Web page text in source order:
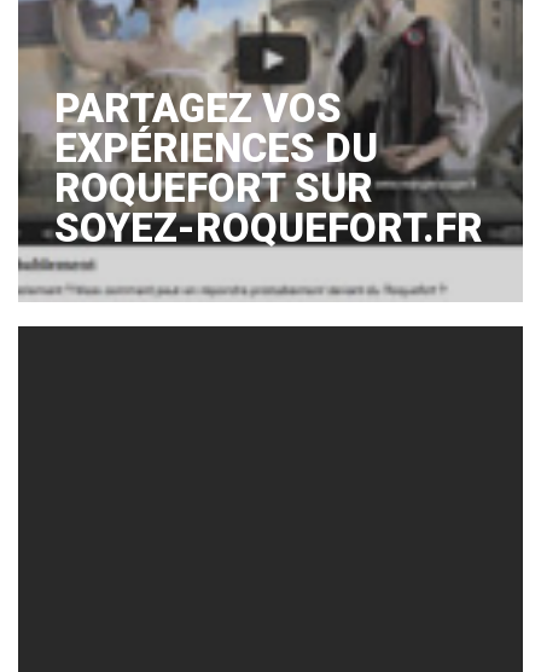
PARTAGEZ VOS
EXPÉRIENCES DU
ROQUEFORT SUR
SOYEZ-ROQUEFORT.FR